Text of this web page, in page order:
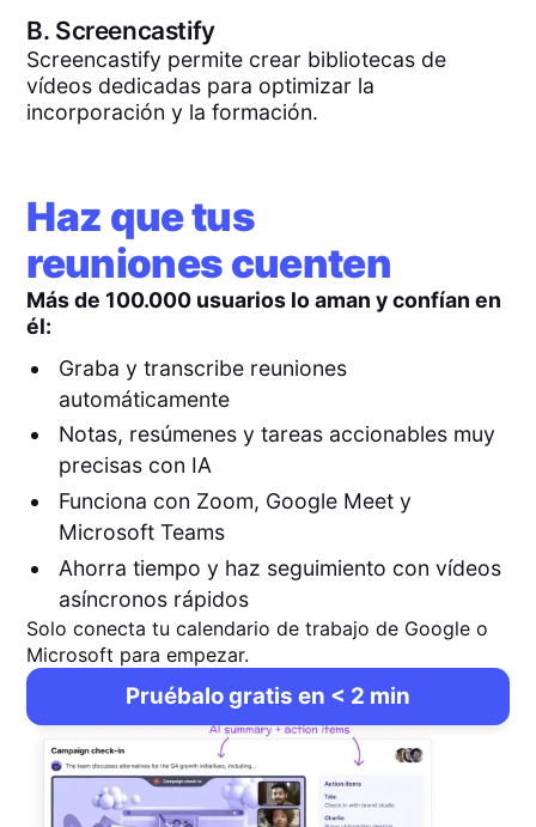
B. Screencastify
Screencastify permite crear bibliotecas de
vídeos dedicadas para optimizar la
incorporación y la formación.
Haz que tus
reuniones cuenten
Más de 100.000 usuarios lo aman y confían en
él:
Graba y transcribe reuniones
automáticamente
Notas, resúmenes y tareas accionables muy
precisas con IA
Funciona con Zoom, Google Meet y
Microsoft Teams
Ahorra tiempo y haz seguimiento con vídeos
asíncronos rápidos
Solo conecta tu calendario de trabajo de Google o
Microsoft para empezar.
Pruébalo gratis en < 2 min